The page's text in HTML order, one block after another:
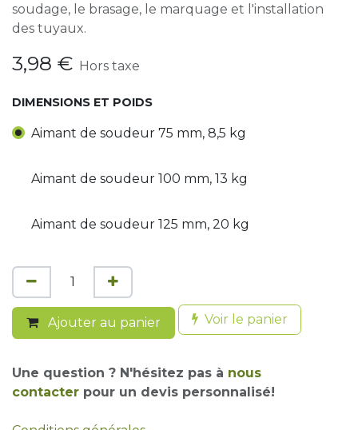
soudage, le brasage, le marquage et l'installation
des tuyaux.
3,98 € Hors taxe
DIMENSIONS ET POIDS
Aimant de soudeur 75 mm, 8,5 kg
Aimant de soudeur 100 mm, 13 kg
Aimant de soudeur 125 mm, 20 kg
Ajouter au panier Voir le panier
Une question ? N'hésitez pas à nous
contacter pour un devis personnalisé!